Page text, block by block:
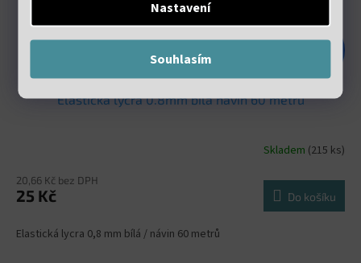
Nastavení
Souhlasím
Elastická lycra 0.8mm bílá návin 60 metrů
Skladem (215 ks)
20,66 Kč bez DPH
25 Kč Do košíku
Elastická lycra 0,8 mm bílá / návin 60 metrů